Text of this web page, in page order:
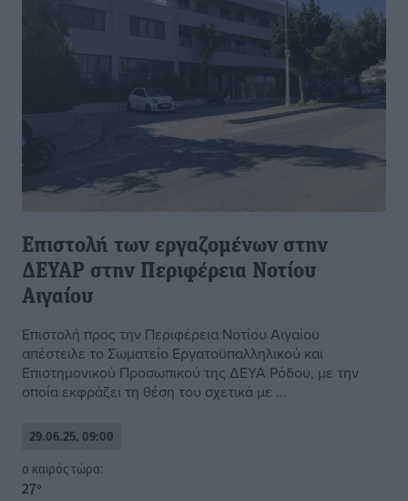
Επιστολή των εργαζομένων στην
ΔΕΥΑΡ στην Περιφέρεια Νοτίου
Αιγαίου
Επιστολή προς την Περιφέρεια Νοτίου Αιγαίου
απέστειλε το Σωματείο Εργατοϋπαλληλικού και
Επιστημονικού Προσωπικού της ΔΕΥΑ Ρόδου, με την
οποία εκφράζει τη θέση του σχετικά με ...
29.06.25, 09:00
o καιρός τώρα:
27°